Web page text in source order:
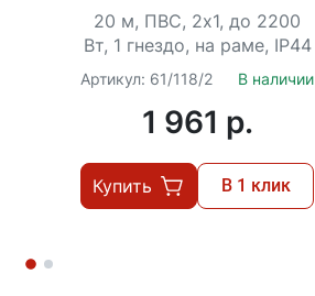
СУ-2х1-20/1 (IP44)
20 м, ПВС, 2х1, до 2200
Вт, 1 гнездо, на раме, IP44
Артикул: 61/118/2 В наличии
1 961 p.
Купить В 1 клик